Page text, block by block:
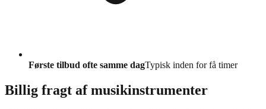
Første tilbud ofte samme dagTypisk inden for få timer
Billig fragt af musikinstrumenter